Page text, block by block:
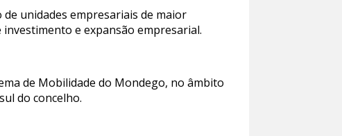
unidades empresariais de maior
e expansão empresarial.
de Mobilidade do Mondego, no âmbito
do concelho.